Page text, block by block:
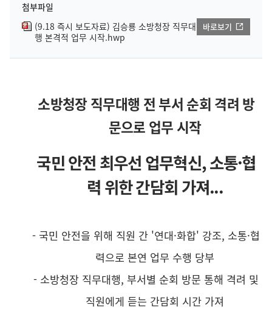
첨부파일
(9.18 즉시 보도자료) 김승룡 소방청장 직무대
행 본격적 업무 시작.hwp
바로보기
소방청장 직무대행 전 부서 순회 격려 방
문으로 업무 시작
국민 안전 최우선 업무혁신,소통·협
력 위한 간담회 가져...
- 국민 안전을 위해 직원 간 '연대·화합' 강조, 소통·협
력으로 본연 업무 수행 당부
- 소방청장 직무대행, 부서별 순회 방문 통해 격려 및
직원에게 듣는 간담회 시간 가져